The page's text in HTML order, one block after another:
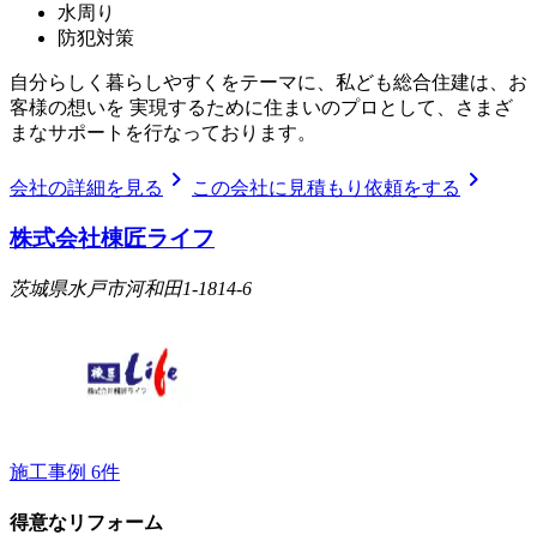
水周り
防犯対策
自分らしく暮らしやすくをテーマに、私ども総合住建は、お
客様の想いを 実現するために住まいのプロとして、さまざ
まなサポートを行なっております。
会社の詳細を見る chevron_right この会社に見積もり依頼をする chevron_right
株式会社棟匠ライフ
茨城県水戸市河和田1-1814-6
施工事例 6件
得意なリフォーム